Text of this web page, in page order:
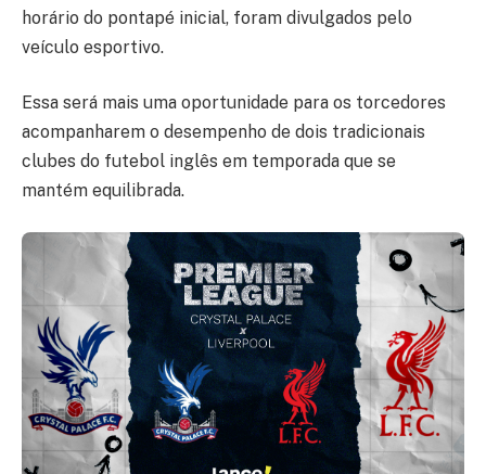
horário do pontapé inicial, foram divulgados pelo
veículo esportivo.
Essa será mais uma oportunidade para os torcedores
acompanharem o desempenho de dois tradicionais
clubes do futebol inglês em temporada que se
mantém equilibrada.